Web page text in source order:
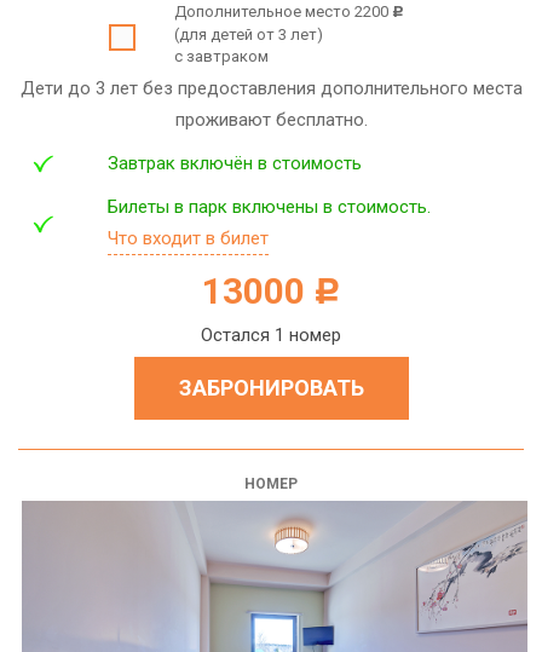
Дополнительное место 2200 c
(для детей от 3 лет)
с завтраком
Дети до 3 лет без предоставления дополнительного места
проживают бесплатно.
Завтрак включён в стоимость
Билеты в парк включены в стоимость.
Что входит в билет
13000 c
Остался 1 номер
ЗАБРОНИРОВАТЬ
НОМЕР